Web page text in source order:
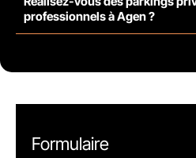
professionnels à Agen ?
Formulaire